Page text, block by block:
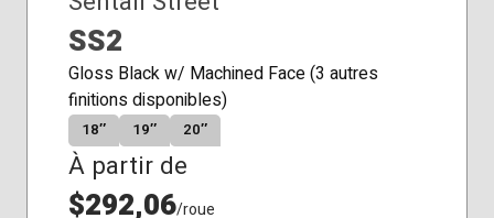
SS2
Gloss Black w/ Machined Face (3 autres
finitions disponibles)
18″ 19″ 20″
À partir de
$292,06/roue